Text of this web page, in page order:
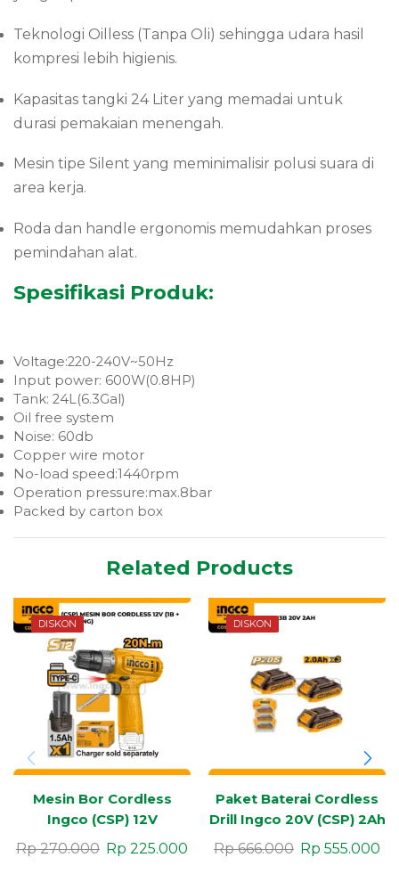
Teknologi Oilless (Tanpa Oli) sehingga udara hasil
kompresi lebih higienis.
Kapasitas tangki 24 Liter yang memadai untuk
durasi pemakaian menengah.
Mesin tipe Silent yang meminimalisir polusi suara di
area kerja.
Roda dan handle ergonomis memudahkan proses
pemindahan alat.
Spesifikasi Produk:
Voltage:220-240V~50Hz
Input power: 600W(0.8HP)
Tank: 24L(6.3Gal)
Oil free system
Noise: 60db
Copper wire motor
No-load speed:1440rpm
Operation pressure:max.8bar
Packed by carton box
Related Products
DISKON
Mesin Bor Cordless
Ingco (CSP) 12V
Rp270.000 Rp 225.000
DISKON
Paket Baterai Cordless
Drill Ingco 20V (CSP) 2Ah
Rp666.000 Rp 555.000